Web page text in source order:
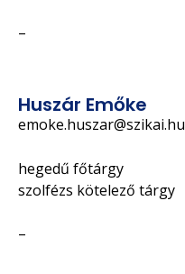
–
Huszár Emőke
emoke.huszar@szikai.hu
hegedű főtárgy
szolfézs kötelező tárgy
–